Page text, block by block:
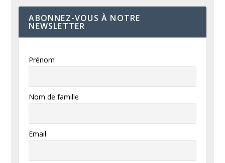
ABONNEZ-VOUS À NOTRE
NEWSLETTER
Prénom
Nom de famille
Email